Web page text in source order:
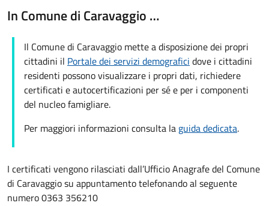
In Comune di Caravaggio …
Il Comune di Caravaggio mette a disposizione dei propri
cittadini il Portale dei servizi demografici dove i cittadini
residenti possono visualizzare i propri dati, richiedere
certificati e autocertificazioni per sé e per i componenti
del nucleo famigliare.
Per maggiori informazioni consulta la guida dedicata.
I certificati vengono rilasciati dall’Ufficio Anagrafe del Comune
di Caravaggio su appuntamento telefonando al seguente
numero 0363 356210